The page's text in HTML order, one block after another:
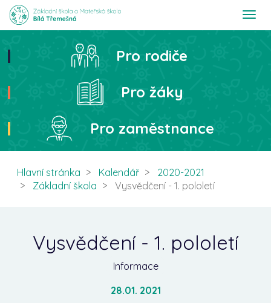
T
t
Hledat
Pro rodiče
Pro žáky
Pro zaměstnance
Hlavní stránka Kalendář
2020-2021
Základní škola
Vysvědčení - 1. pololetí
Vysvědčení - 1. pololetí
Informace
28.01. 2021